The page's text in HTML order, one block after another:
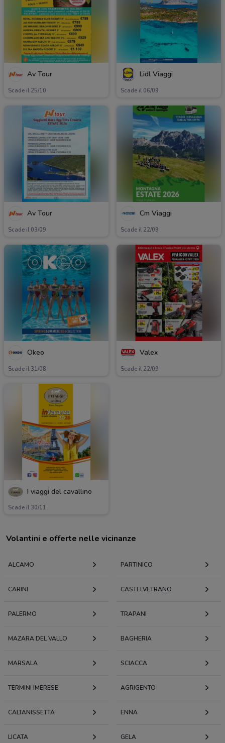
Av Tour
Scade il 25/10
Lidl Viaggi
Scade il 06/09
Av Tour
Scade il 03/09
Cm Viaggi
Scade il 22/09
Okeo
Scade il 31/08
Valex
Scade il 22/09
I viaggi del cavallino
Scade il 30/11
Volantini e offerte nelle vicinanze
ALCAMO PARTINICO
CARINI CASTELVETRANO
PALERMO TRAPANI
MAZARA DEL VALLO BAGHERIA
MARSALA SCIACCA
TERMINI IMERESE AGRIGENTO
CALTANISSETTA ENNA
LICATA GELA